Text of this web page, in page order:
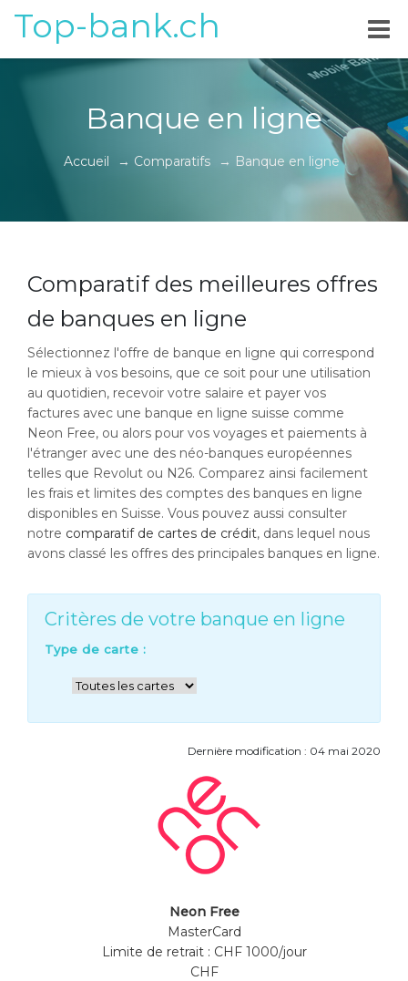
Top-bank.ch
Banque en ligne
Accueil → Comparatifs → Banque en ligne
Comparatif des meilleures offres
de banques en ligne
Sélectionnez l'offre de banque en ligne qui correspond
le mieux à vos besoins, que ce soit pour une utilisation
au quotidien, recevoir votre salaire et payer vos
factures avec une banque en ligne suisse comme
Neon Free, ou alors pour vos voyages et paiements à
l'étranger avec une des néo-banques européennes
telles que Revolut ou N26. Comparez ainsi facilement
les frais et limites des comptes des banques en ligne
disponibles en Suisse. Vous pouvez aussi consulter
notre comparatif de cartes de crédit, dans lequel nous
avons classé les offres des principales banques en ligne.
Critères de votre banque en ligne
Type de carte :
Dernière modification : 04 mai 2020
Neon Free
MasterCard
Limite de retrait : CHF 1000/jour
CHF